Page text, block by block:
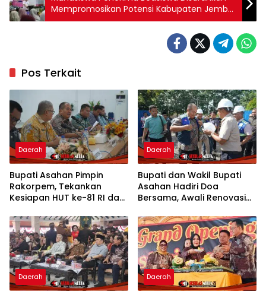
Mempromosikan Potensi Kabupaten Jember
melalui Media Sosial
Pos Terkait
Daerah
Bupati Asahan Pimpin
Rakorpem, Tekankan
Kesiapan HUT ke-81 RI dan
Prioritas 2027
Daerah
Bupati dan Wakil Bupati
Asahan Hadiri Doa
Bersama, Awali Renovasi
Daerah Daerah